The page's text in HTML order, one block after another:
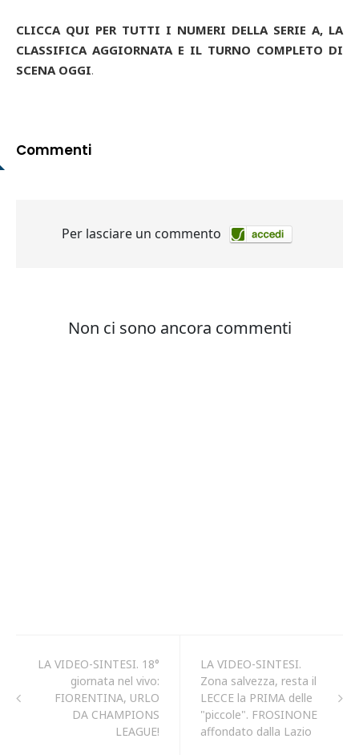
CLICCA QUI PER TUTTI I NUMERI DELLA SERIE A, LA
CLASSIFICA AGGIORNATA E IL TURNO COMPLETO DI
SCENA OGGI.
Commenti
LA VIDEO-SINTESI. 18°
giornata nel vivo:
FIORENTINA, URLO
DA CHAMPIONS
LEAGUE!
LA VIDEO-SINTESI.
Zona salvezza, resta il
LECCE la PRIMA delle
"piccole". FROSINONE
affondato dalla Lazio